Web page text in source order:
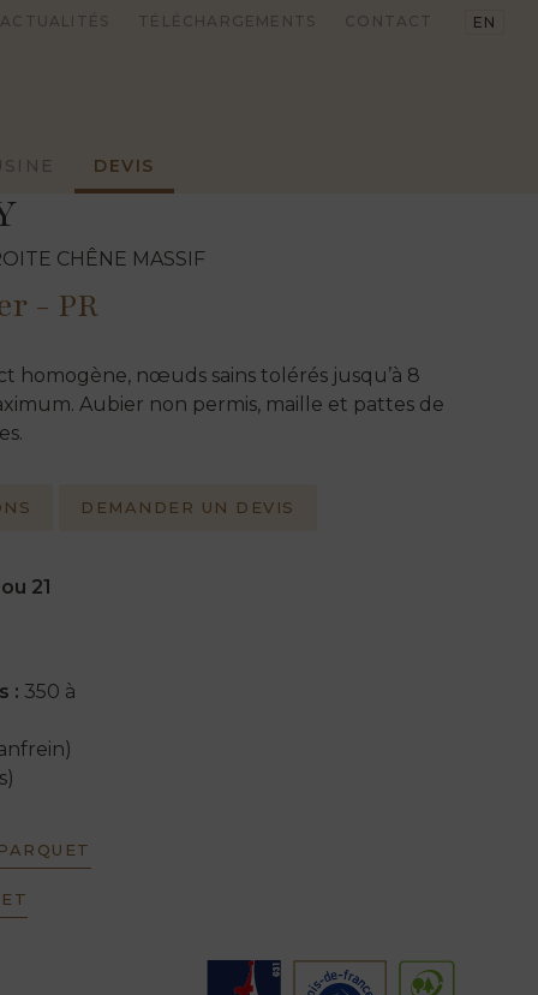
DEVIS
VOIE
PLANCHES
RUSTIQUE
RABOTÉ
RABOTÉ
ACTUALITÉS TÉLÉCHARGEMENTS CONTACT EN
CHÊNE MASSIF
- PR
homogène, nœuds sains tolérés jusqu’à 8
Aubier non permis, maille et pattes de
DEMANDER UN DEVIS
21
: 350 à